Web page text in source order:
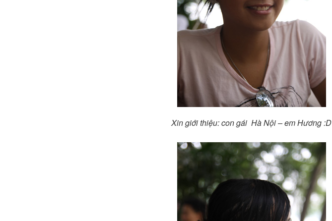
Xin giới thiệu: con gái Hà Nội – em Hương :D